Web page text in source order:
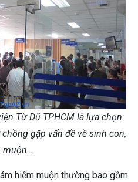
Từ Dũ TPHCM là lựa chọn
gặp vấn đề về sinh con,
muộn…
hiếm muộn thường bao gồm